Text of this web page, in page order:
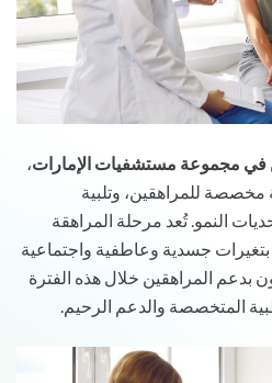
في مجموعة مستشفيات الإمارات،
للمراهقين، وتلبية
النمو. تُعد مرحلة المراهقة
جسدية وعاطفية واجتماعية
بدعم المراهقين خلال هذه الفترة
المتخصصة والدعم الرحيم.